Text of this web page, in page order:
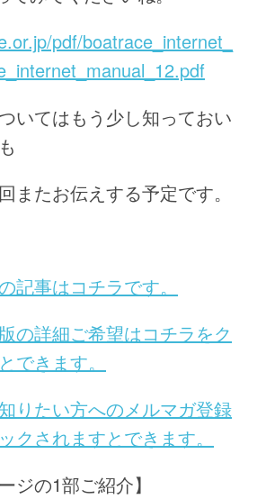
pdf/boatrace_internet_
いてはもう少し知っておい
またお伝えする予定です。
記事はコチラです。
の詳細ご希望はコチラをク
できます。
りたい方へのメルマガ登録
クされますとできます。
ジの1部ご紹介】